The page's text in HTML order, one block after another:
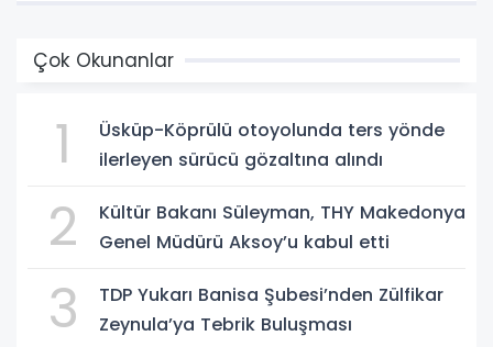
Çok Okunanlar
1
Üsküp-Köprülü otoyolunda ters yönde
ilerleyen sürücü gözaltına alındı
2
Kültür Bakanı Süleyman, THY Makedonya
Genel Müdürü Aksoy’u kabul etti
3
TDP Yukarı Banisa Şubesi’nden Zülfikar
Zeynula’ya Tebrik Buluşması